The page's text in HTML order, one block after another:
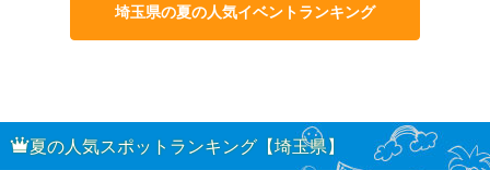
埼玉県の夏の人気イベントランキング
夏の人気スポットランキング【埼玉県】